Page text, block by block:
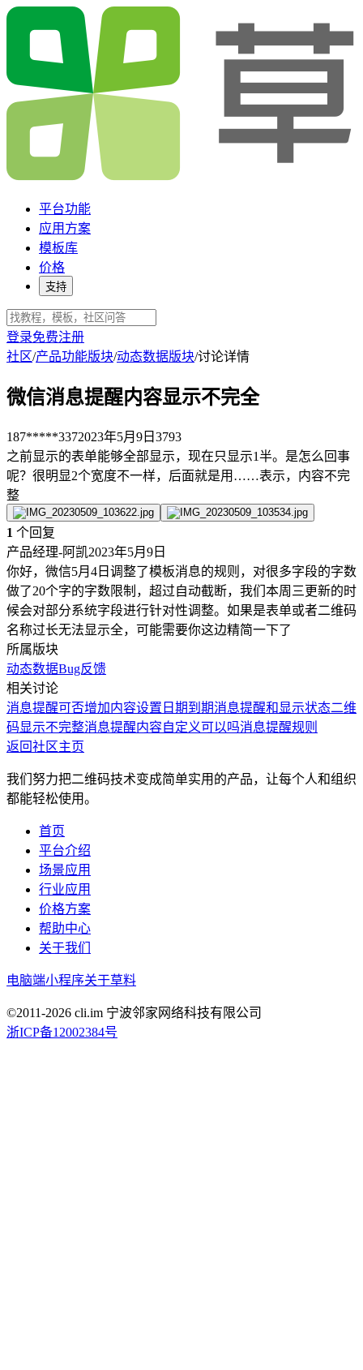
平台功能
应用方案
模板库
价格
支持
登录免费注册
社区/产品功能版块/动态数据版块/讨论详情
微信消息提醒内容显示不完全
187*****3372023年5月9日 3793
之前显示的表单能够全部显示，现在只显示1半。是怎么回事
呢？很明显2个宽度不一样，后面就是用……表示，内容不完
整
1 个回复
产品经理-阿凯2023年5月9日
你好，微信5月4日调整了模板消息的规则，对很多字段的字数
做了20个字的字数限制，超过自动截断，我们本周三更新的时
候会对部分系统字段进行针对性调整。如果是表单或者二维码
名称过长无法显示全，可能需要你这边精简一下了
所属版块
动态数据Bug反馈
相关讨论
消息提醒可否增加内容设置日期到期消息提醒和显示状态二维
码显示不完整消息提醒内容自定义可以吗消息提醒规则
返回社区主页
我们努力把二维码技术变成简单实用的产品，让每个人和组织
都能轻松使用。
首页
平台介绍
场景应用
行业应用
价格方案
帮助中心
关于我们
电脑端小程序关于草料
©2011-2026 cli.im 宁波邻家网络科技有限公司
浙ICP备12002384号